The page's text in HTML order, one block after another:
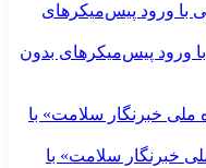
ورود پیس‌میکرهای بدون
خبرنگار سلامت» با